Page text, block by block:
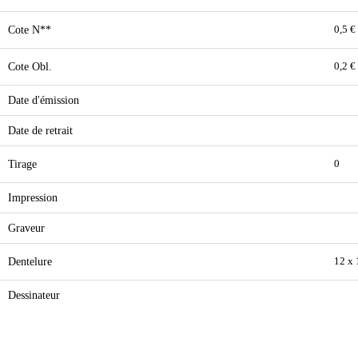
Cote N** 0,5 €
Cote Obl. 0,2 €
Date d'émission
Date de retrait
Tirage 0
Impression
Graveur
Dentelure 12 x
Dessinateur